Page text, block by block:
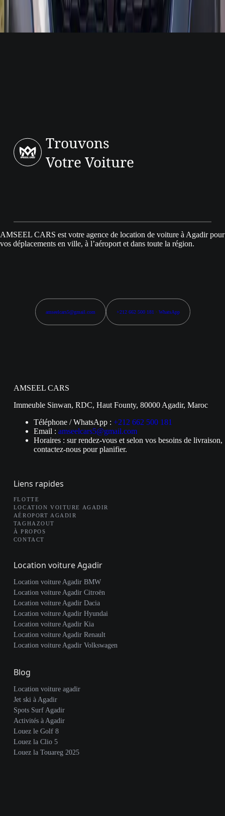
Puis-je recevoir une Dacia à l’aéroport d’Agadir ?
+
Quels documents pour louer une Dacia ?
Puis-je sortir d’Agadir avec une Dacia ?
Trouvons
Votre Voiture
AMSEEL CARS est votre agence de location de voiture à Agadir pour
vos déplacements en ville, à l’aéroport et dans toute la région.
amseelcars5@gmail.com +212 662 500 181 · WhatsApp
AMSEEL CARS
Immeuble Sinwan, RDC, Haut Founty, 80000 Agadir, Maroc
Téléphone / WhatsApp : +212 662 500 181
Email : amseelcars5@gmail.com
Horaires : sur rendez-vous et selon vos besoins de livraison,
contactez-nous pour planifier.
Liens rapides
FLOTTE
LOCATION VOITURE AGADIR
AÉROPORT AGADIR
TAGHAZOUT
À PROPOS
CONTACT
Location voiture Agadir
Location voiture Agadir BMW
Location voiture Agadir Citroën
Location voiture Agadir Dacia
Location voiture Agadir Hyundai
Location voiture Agadir Kia
Location voiture Agadir Renault
Location voiture Agadir Volkswagen
Blog
Location voiture agadir
Jet ski à Agadir
Spots Surf Agadir
Activités à Agadir
Louez le Golf 8
Louez la Clio 5
Louez la Touareg 2025